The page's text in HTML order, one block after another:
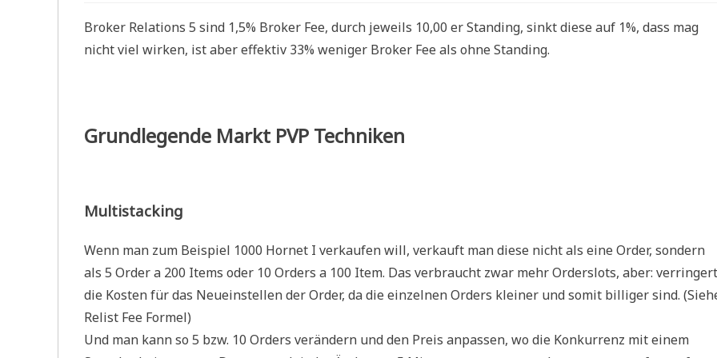
Broker Relations 5 sind 1,5% Broker Fee, durch jeweils 10,00 er Standing, sinkt diese auf 1%, dass mag
nicht viel wirken, ist aber effektiv 33% weniger Broker Fee als ohne Standing.
Grundlegende Markt PVP Techniken
Multistacking
Wenn man zum Beispiel 1000 Hornet I verkaufen will, verkauft man diese nicht als eine Order, sondern
als 5 Order a 200 Items oder 10 Orders a 100 Item. Das verbraucht zwar mehr Orderslots, aber: verringert
die Kosten für das Neueinstellen der Order, da die einzelnen Orders kleiner und somit billiger sind.
Relist Fee Formel)
Und man kann so 5 bzw. 10 Orders verändern und den Preis anpassen, wo die Konkurrenz mit einem